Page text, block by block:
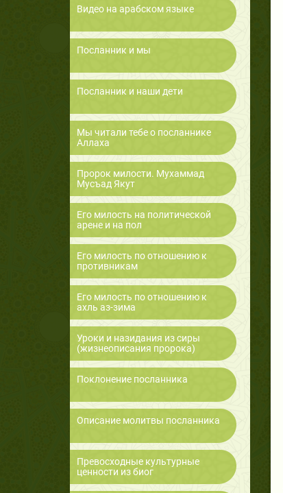
Видео на арабском языке
Посланник и мы
Посланник и наши дети
Мы читали тебе о посланнике
Аллаха
Пророк милости. Мухаммад
Мусъад Якут
Его милость на политической
арене и на пол
Его милость по отношению к
противникам
Его милость по отношению к
ахль аз-зима
Уроки и назидания из сиры
(жизнеописания пророка)
Поклонение посланника
Описание молитвы посланника
Превосходные культурные
ценности из биог